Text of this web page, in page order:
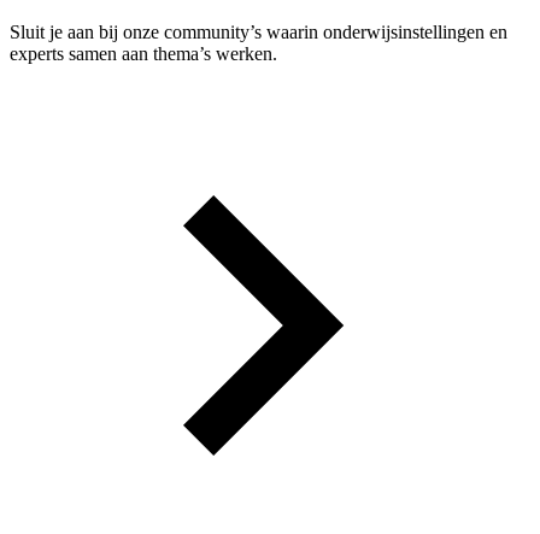
Sluit je aan bij onze community’s waarin onderwijsinstellingen en
experts samen aan thema’s werken.